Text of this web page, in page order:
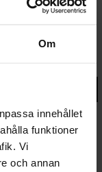
Om
innehållet
funktioner
Vi
och annan
produkt